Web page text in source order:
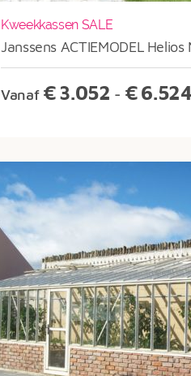
Kweekkassen SALE
Janssens ACTIEMODEL Helios
Vanaf €3.052 - €6.524